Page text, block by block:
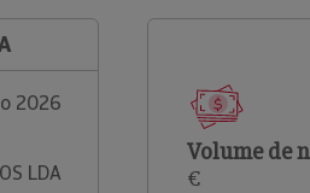
2026
LDA
Volume de
€